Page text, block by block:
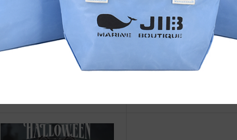
●Event Info●25/3/26～千里阪急に
◆web更新Info◆22/12/11~ 新